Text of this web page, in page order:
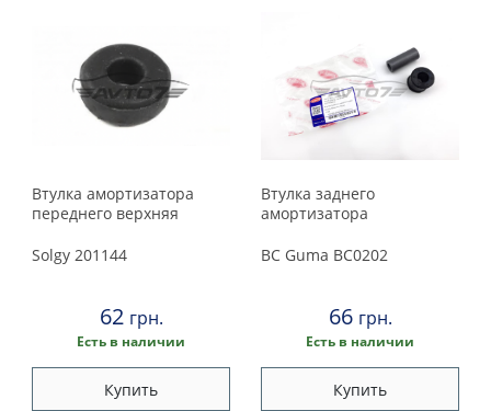
Rover
Seat
Skoda
Smart
Subaru
Втулка амортизатора
переднего верхняя
Solgy 201144
62 грн.
Есть в наличии
Купить
Втулка заднего
амортизатора
BC Guma BC0202
66 грн.
Есть в наличии
Купить